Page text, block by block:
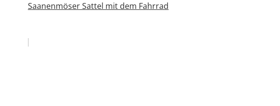
Saanenmöser Sattel mit dem Fahrrad